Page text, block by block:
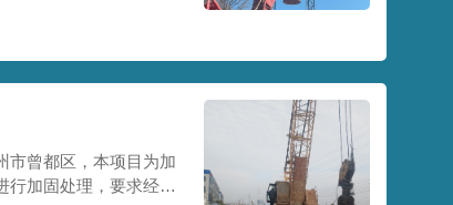
直径为2m，高度为
市曾都区，本项目为加
行加固处理，要求经处